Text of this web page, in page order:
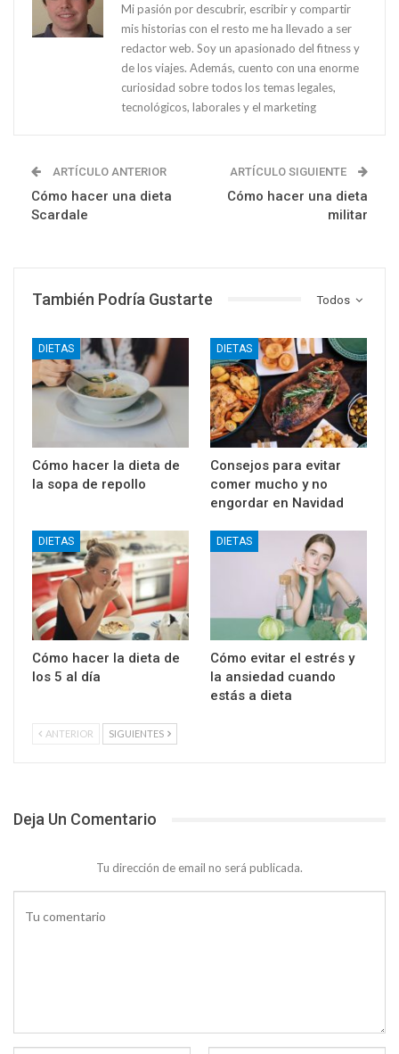
Mi pasión por descubrir, escribir y compartir
mis historias con el resto me ha llevado a ser
redactor web. Soy un apasionado del fitness y
de los viajes. Además, cuento con una enorme
curiosidad sobre todos los temas legales,
tecnológicos, laborales y el marketing
ARTÍCULO ANTERIOR
Cómo hacer una dieta
Scardale
ARTÍCULO SIGUIENTE
Cómo hacer una dieta
militar
Todos
También Podría Gustarte
DIETAS
Cómo hacer la dieta de
la sopa de repollo
DIETAS
Consejos para evitar
comer mucho y no
engordar en Navidad
DIETAS
Cómo hacer la dieta de
los 5 al día
DIETAS
Cómo evitar el estrés y
la ansiedad cuando
estás a dieta
ANTERIOR SIGUIENTES
Deja Un Comentario
Tu dirección de email no será publicada.